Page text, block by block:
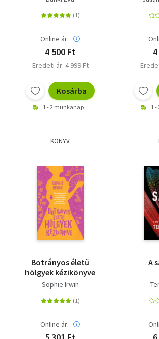
Online ár:
4 500 Ft
Eredeti ár: 4 999 Ft
Kosárba
1 - 2 munkanap 1
KÖNYV
Botrányos életű
hölgyek kézikönyve
Sophie Irwin
Online ár:
A